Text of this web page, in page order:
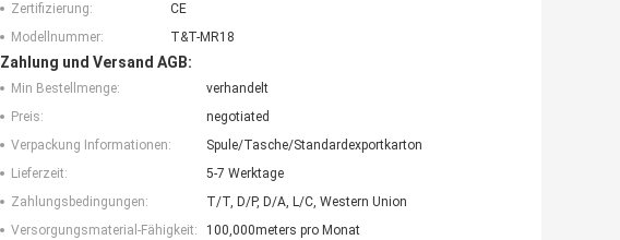
Zertifizierung:
CE
Modellnummer:
T&T-MR18
Zahlung und Versand AGB:
Min Bestellmenge:
verhandelt
Preis:
negotiated
Verpackung Informationen:
Spule/Tasche/Standardexportkarton
Lieferzeit:
5-7 Werktage
Zahlungsbedingungen:
T/T, D/P, D/A, L/C, Western Union
Versorgungsmaterial-Fähigkeit:
100,000meters pro Monat